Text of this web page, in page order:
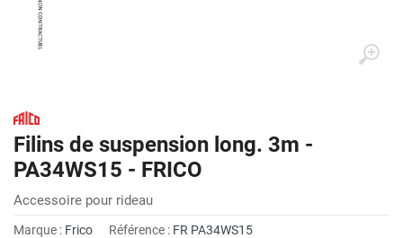
Filins de suspension long. 3m -
PA34WS15 - FRICO
Accessoire pour rideau
Marque : Frico Référence : FR PA34WS15